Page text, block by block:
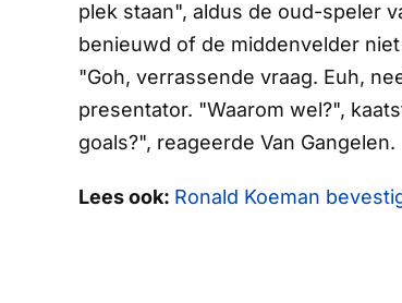
plek staan", aldus de oud-speler
benieuwd of de middenvelder
"Goh, verrassende vraag. Euh,
presentator. "Waarom wel?",
goals?", reageerde Van Gangelen.
Lees ook: Ronald Koeman